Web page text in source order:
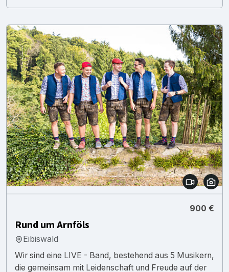
900 €
Rund um Arnföls
Eibiswald
Wir sind eine LIVE - Band, bestehend aus 5 Musikern,
die gemeinsam mit Leidenschaft und Freude auf der